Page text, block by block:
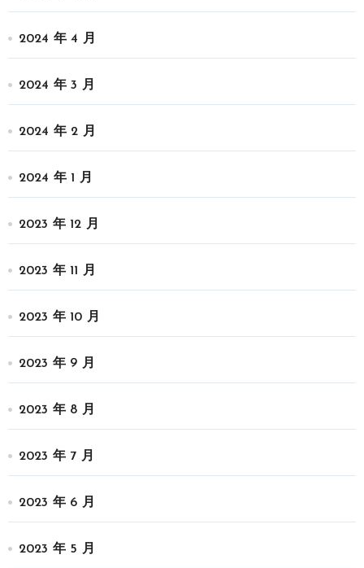
2024 年 4 月
2024 年 3 月
2024 年 2 月
2024 年 1 月
2023 年 12 月
2023 年 11 月
2023 年 10 月
2023 年 9 月
2023 年 8 月
2023 年 7 月
2023 年 6 月
2023 年 5 月